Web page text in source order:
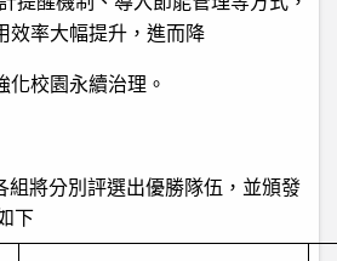
效率大幅提升，進而降
化校園永續治理。
組將分別評選出優勝隊伍，並頒發
下